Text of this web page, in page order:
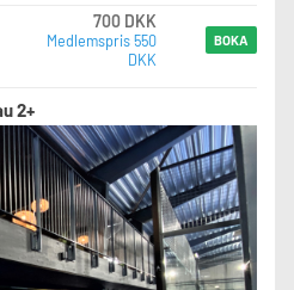
700 DKK
Medlemspris 550
DKK
BOKA
2+